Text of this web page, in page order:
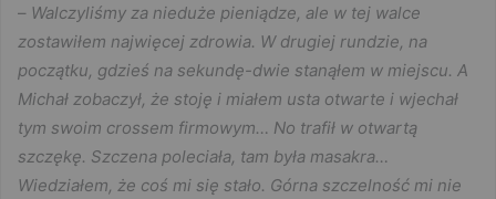
– Walczyliśmy za nieduże pieniądze, ale w tej walce
zostawiłem najwięcej zdrowia. W drugiej rundzie, na
początku, gdzieś na sekundę-dwie stanąłem w miejscu. A
Michał zobaczył, że stoję i miałem usta otwarte i wjechał
tym swoim crossem firmowym… No trafił w otwartą
szczękę. Szczena poleciała, tam była masakra…
Wiedziałem, że coś mi się stało. Górna szczelność mi nie